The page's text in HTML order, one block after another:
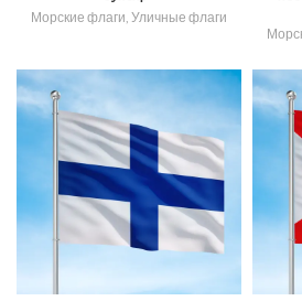
Морские флаги, Уличные флаги